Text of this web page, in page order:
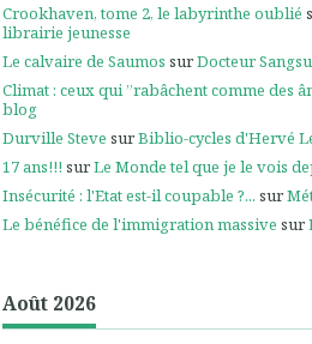
Crookhaven, tome 2, le labyrinthe oublié
librairie jeunesse
Le calvaire de Saumos surDocteur
Climat : ceux qui ”rabâchent comme des
blog
Durville Steve surBiblio-cycles d'Hervé
17 ans!!! surLe Monde tel que je le vois
Insécurité : l'Etat est-il coupable ?... sur
Le bénéfice de l'immigration massive sur
Août 2026